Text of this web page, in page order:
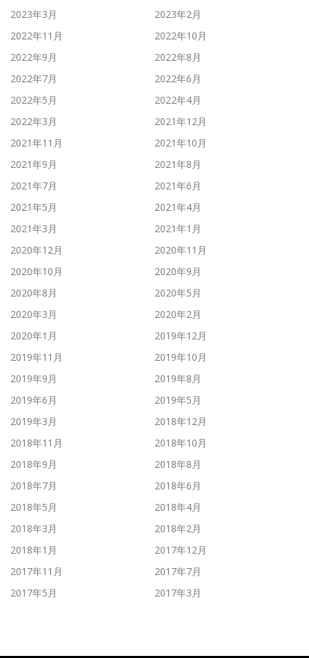
2023年3月
2023年2月
2022年11月
2022年10月
2022年9月
2022年8月
2022年7月
2022年6月
2022年5月
2022年4月
2022年3月
2021年12月
2021年11月
2021年10月
2021年9月
2021年8月
2021年7月
2021年6月
2021年5月
2021年4月
2021年3月
2021年1月
2020年12月
2020年11月
2020年10月
2020年9月
2020年8月
2020年5月
2020年3月
2020年2月
2020年1月
2019年12月
2019年11月
2019年10月
2019年9月
2019年8月
2019年6月
2019年5月
2019年3月
2018年12月
2018年11月
2018年10月
2018年9月
2018年8月
2018年7月
2018年6月
2018年5月
2018年4月
2018年3月
2018年2月
2018年1月
2017年12月
2017年11月
2017年7月
2017年5月
2017年3月